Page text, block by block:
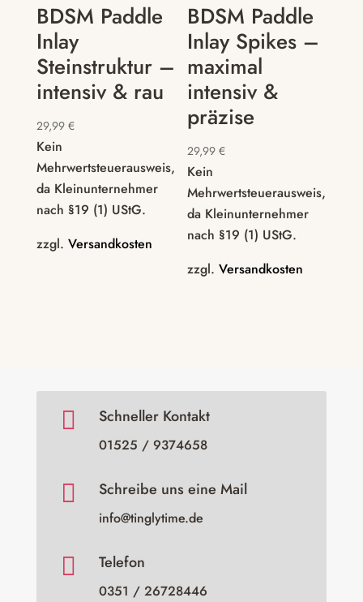
BDSM Paddle
Inlay
Steinstruktur –
intensiv & rau
29,99 €
Kein
Mehrwertsteuerausweis,
da Kleinunternehmer
nach §19 (1) UStG.
zzgl. Versandkosten
BDSM Paddle
Inlay Spikes –
maximal
intensiv &
präzise
29,99€
Kein
Mehrwertsteuerausweis,
da Kleinunternehmer
nach §19 (1) UStG.
zzgl.Versandkosten
 Schneller Kontakt
01525 / 9374658
 Schreibe uns eine Mail
info@tinglytime.de
 Telefon
0351 / 26728446